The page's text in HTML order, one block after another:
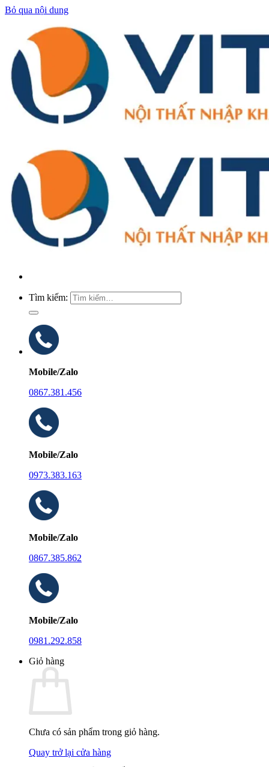
Bỏ qua nội dung
Tìm kiếm:
Mobile/Zalo
0867.381.456
Mobile/Zalo
0973.383.163
Mobile/Zalo
0867.385.862
Mobile/Zalo
0981.292.858
Giỏ hàng
Chưa có sản phẩm trong giỏ hàng.
Quay trở lại cửa hàng